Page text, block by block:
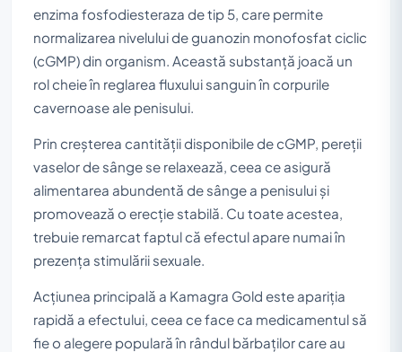
enzima fosfodiesteraza de tip 5, care permite
normalizarea nivelului de guanozin monofosfat ciclic
(cGMP) din organism. Această substanță joacă un
rol cheie în reglarea fluxului sanguin în corpurile
cavernoase ale penisului.
Prin creșterea cantității disponibile de cGMP, pereții
vaselor de sânge se relaxează, ceea ce asigură
alimentarea abundentă de sânge a penisului și
promovează o erecție stabilă. Cu toate acestea,
trebuie remarcat faptul că efectul apare numai în
prezența stimulării sexuale.
Acțiunea principală a Kamagra Gold este apariția
rapidă a efectului, ceea ce face ca medicamentul să
fie o alegere populară în rândul bărbaților care au